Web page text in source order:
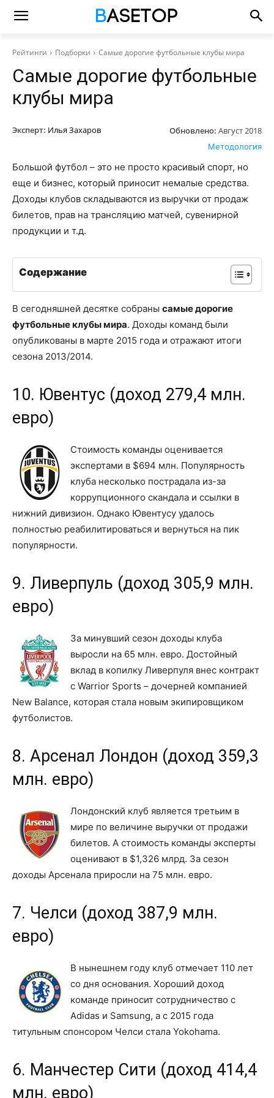
Рейтинги Подборки Самые дорогие футбольные клубы мира
Самые дорогие футбольные
клубы мира
Эксперт: Илья Захаров Обновлено: Август 2018
Методология
Большой футбол – это не просто красивый спорт, но
еще и бизнес, который приносит немалые средства.
Доходы клубов складываются из выручки от продаж
билетов, прав на трансляцию матчей, сувенирной
продукции и т.д.
Содержание
В сегодняшней десятке собраны самые дорогие
футбольные клубы мира. Доходы команд были
опубликованы в марте 2015 года и отражают итоги
сезона 2013/2014.
10. Ювентус (доход 279,4 млн.
евро)
Стоимость команды оценивается
экспертами в $694 млн. Популярность
клуба несколько пострадала из-за
коррупционного скандала и ссылки в
нижний дивизион. Однако Ювентусу удалось
полностью реабилитироваться и вернуться на пик
популярности.
9. Ливерпуль (доход 305,9 млн.
евро)
За минувший сезон доходы клуба
выросли на 65 млн. евро. Достойный
вклад в копилку Ливерпуля внес контракт
с Warrior Sports – дочерней компанией
New Balance, которая стала новым экипировщиком
футболистов.
8. Арсенал Лондон (доход 359,3
млн. евро)
Лондонский клуб является третьим в
мире по величине выручки от продажи
билетов. А стоимость команды эксперты
оценивают в $1,326 млрд. За сезон
доходы Арсенала приросли на 75 млн. евро.
7. Челси (доход 387,9 млн.
евро)
В нынешнем году клуб отмечает 110 лет
со дня основания. Хороший доход
команде приносит сотрудничество с
Adidas и Samsung, а с 2015 года
титульным спонсором Челси стала Yokohama.
6. Манчестер Сити (доход 414,4
млн. евро)